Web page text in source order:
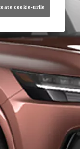
cookie-urile